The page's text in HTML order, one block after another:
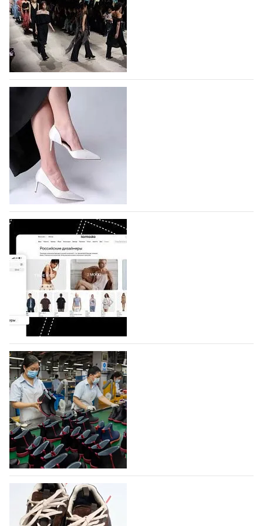
На участие в Московской неделе моды
подано 1047 заявок
На участие в седьмой Московской неделе моды,
которая пройдет в российской столице с 26 сентября
по 1 октября, уже подано 1047 заявок. Примерно
половину из них (494) прислали дизайнеры,
коллекции которых не были представлены в…
07.08.2026 615
BALLINA представит свои новинки на Euro
Shoes
Компания BALLINA Guangzhou Lihuang Footwear
Co., Ltd., основанная в 2011 году и расположенная в
Гуанчжоу, столице моды Китая, является
профессиональной обувной компанией,
объединяющей разработку, производство и…
07.08.2026 473
На платформе Lamoda - новый раздел и
условия продвижения локальных
дизайнерских марок
Российский маркетплейс Lamoda решил обновить
раздел для продажи продукции локальных
дизайнерских марок одежды, обуви и аксессуаров.
Бренды также получат маркетинговую…
06.08.2026 637
Объем мирового производства обуви в
2025 году практически не увеличился